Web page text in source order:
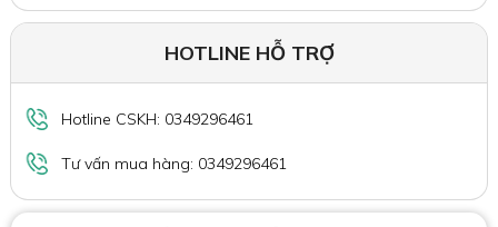
HOTLINE HỖ TRỢ
Hotline CSKH: 0349296461
Tư vấn mua hàng: 0349296461